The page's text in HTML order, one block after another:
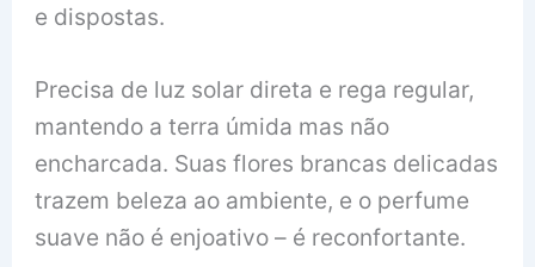
e dispostas.
Precisa de luz solar direta e rega regular,
mantendo a terra úmida mas não
encharcada. Suas flores brancas delicadas
trazem beleza ao ambiente, e o perfume
suave não é enjoativo – é reconfortante.